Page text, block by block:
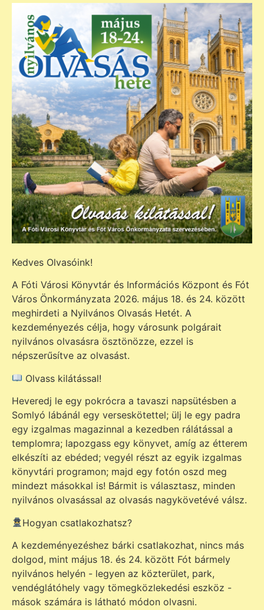
Kedves Olvasóink!
A Fóti Városi Könyvtár és Információs Központ és Fót
Város Önkormányzata 2026. május 18. és 24. között
meghirdeti a Nyilvános Olvasás Hetét. A
kezdeményezés célja, hogy városunk polgárait
nyilvános olvasásra ösztönözze, ezzel is
népszerűsítve az olvasást.
Olvass kilátással!
Heveredj le egy pokrócra a tavaszi napsütésben a
Somlyó lábánál egy verseskötettel; ülj le egy padra
egy izgalmas magazinnal a kezedben rálátással a
templomra; lapozgass egy könyvet, amíg az étterem
elkészíti az ebéded; vegyél részt az egyik izgalmas
könyvtári programon; majd egy fotón oszd meg
mindezt másokkal is! Bármit is választasz, minden
nyilvános olvasással az olvasás nagykövetévé válsz.
Hogyan csatlakozhatsz?
A kezdeményezéshez bárki csatlakozhat, nincs más
dolgod, mint május 18. és 24. között Fót bármely
nyilvános helyén - legyen az közterület, park,
vendéglátóhely vagy tömegközlekedési eszköz -
mások számára is látható módon olvasni.